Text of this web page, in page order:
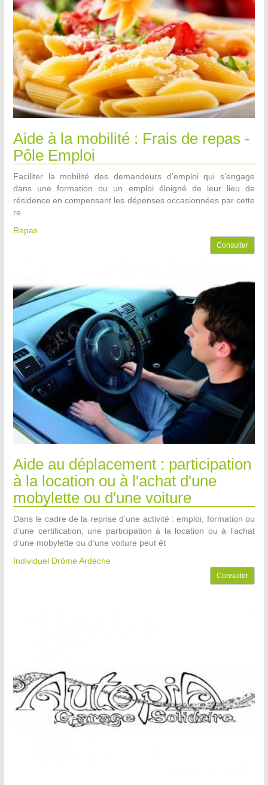
Aide à la mobilité : Frais de repas -
Pôle Emploi
Faciliter la mobilité des demandeurs d’emploi qui s’engage
dans une formation ou un emploi éloigné de leur lieu de
résidence en compensant les dépenses occasionnées par cette
re
Repas
Consulter
Aide au déplacement : participation
à la location ou à l'achat d'une
mobylette ou d'une voiture
Dans le cadre de la reprise d’une activité : emploi, formation ou
d’une certification, une participation à la location ou à l’achat
d’une mobylette ou d’une voiture peut êt
Individuel Drôme Ardèche
Consulter